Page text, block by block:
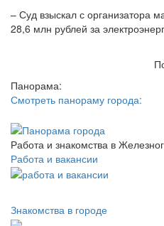
– Суд взыскал с организатора
28,6 млн рублей за
Панорама:
Смотреть панораму города:
Работа и знакомства в
Работа и вакансии
Знакомства в городе